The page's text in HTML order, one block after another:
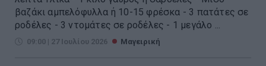
βαζάκι αμπελόφυλλα ή 10-15 φρέσκα - 3 πατάτες σε
ροδέλες - 3 ντομάτες σε ροδέλες - 1 μεγάλο ...
09:00 | 27 Ιουλίου 2026 Μαγειρική